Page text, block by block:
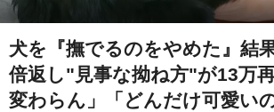
犬を『撫でるのをやめた』結
倍返し"見事な拗ね方"が13万
変わらん」「どんだけ可愛い